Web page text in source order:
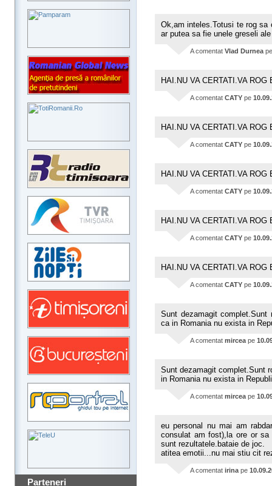
Parteneri
Ok,am inteles.Totusi te rog
ar putea sa fie unele greseli
A comentat Vlad Durnea
HAI.NU VA CERTATI.VA ROG
A comentat CATY pe
HAI.NU VA CERTATI.VA ROG
A comentat CATY pe
HAI.NU VA CERTATI.VA ROG
A comentat CATY pe
HAI.NU VA CERTATI.VA ROG
A comentat CATY pe
HAI.NU VA CERTATI.VA ROG
A comentat CATY pe
Sunt dezamagit
ca in Romania nu exista in
A comentat mircea pe
Sunt dezamagit complet.Sunt
in Romania nu exista in
A comentat mircea pe
eu personal nu mai am
consulat am fost),la ore or
sunt rezultatele.bataie de joc.
atitea emotii...nu mai stiu cit
A comentat irina pe